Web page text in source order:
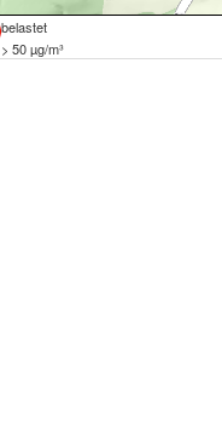
belastet
> 50 µg/m³